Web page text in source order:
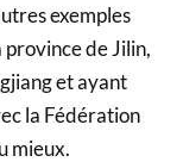
exemples
province de Jilin,
et ayant
la Fédération
mieux.